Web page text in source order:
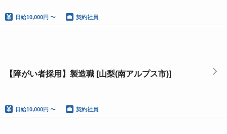
日給10,000円 〜 契約社員
【障がい者採用】製造職 [山梨(南アルプス市)]
日給10,000円 〜 契約社員